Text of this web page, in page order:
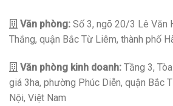
Văn phòng: Số 3, ngõ 20/3 Lê Văn
Thắng, quận Bắc Từ Liêm, thành phố
Văn phòng kinh doanh: Tầng 3,
giá 3ha, phường Phúc Diễn, quận Bắc
Nội, Việt Nam